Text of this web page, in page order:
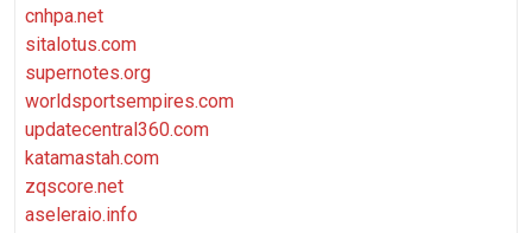
cnhpa.net
sitalotus.com
supernotes.org
worldsportsempires.com
updatecentral360.com
katamastah.com
zqscore.net
aseleraio.info